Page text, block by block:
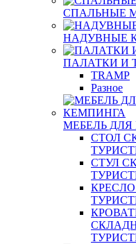
СПАЛЬНЫЕ
НАДУВНЫЕ
ПАЛАТКИ И
TRAMP
Разное
МЕБЕЛЬ
СТОЛ
СТУЛ